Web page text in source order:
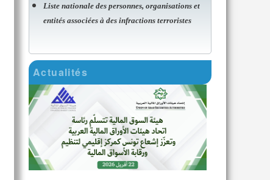
Liste nationale des personnes, organisations et
entités associées à des infractions terroristes
Actualités